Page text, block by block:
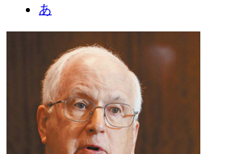
あ